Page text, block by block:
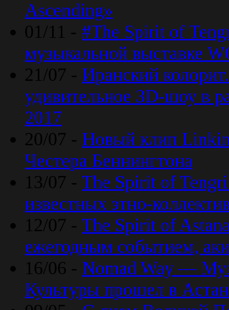
Ascending»
01/11 - #The Spirit of
музыкальной выставке
21/07 - Иранский
удивительное 3D-шоу в
2017
20/07 - Новый клип Linkin
Честера Беннингтона
13/07 - The Spirit of Tengri
известных этно-
12/07 - The Spirit of
ежегодным событием,
16/06 - Nomad Way —
Культуры прошел в